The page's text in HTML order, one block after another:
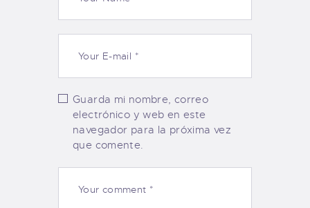
Guarda mi nombre, correo
electrónico y web en este
navegador para la próxima vez
que comente.